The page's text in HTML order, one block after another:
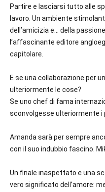
Partire e lasciarsi tutto alle
lavoro. Un ambiente
dell’amicizia e… della
l’affascinante editore
capitolare.
E se una collaborazione per
ulteriormente le cose?
Se uno chef di fama
sconvolgesse ulteriormente i
Amanda sarà per sempre
con il suo indubbio fascino.
Un finale inaspettato e una
vero significato dell’amore: